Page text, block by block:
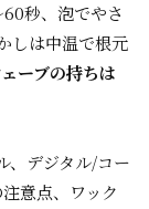
秒、泡でやさ
しは中温で根元
ーブの持ちは
、デジタル/コー
意点、ワック